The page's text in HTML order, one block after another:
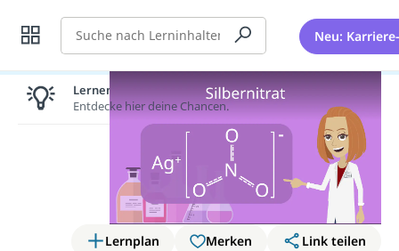
Suche Neu:
Lernplan Merken
Link teilen
Lernen lohnt sich!
Entdecke hier deine Chancen.